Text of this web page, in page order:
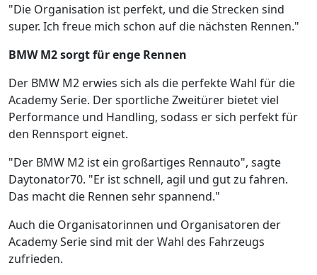
"Die Organisation ist perfekt, und die Strecken sind
super. Ich freue mich schon auf die nächsten Rennen."
BMW M2 sorgt für enge Rennen
Der BMW M2 erwies sich als die perfekte Wahl für die
Academy Serie. Der sportliche Zweitürer bietet viel
Performance und Handling, sodass er sich perfekt für
den Rennsport eignet.
"Der BMW M2 ist ein großartiges Rennauto", sagte
Daytonator70. "Er ist schnell, agil und gut zu fahren.
Das macht die Rennen sehr spannend."
Auch die Organisatorinnen und Organisatoren der
Academy Serie sind mit der Wahl des Fahrzeugs
zufrieden.